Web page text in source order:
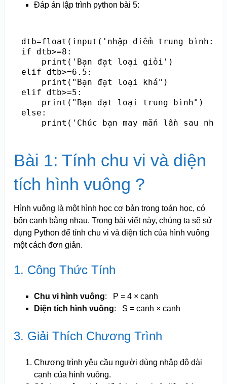
Đáp án lập trình python bài 5:
dtb=float(input('nhập điểm trung bình:
if dtb>=8:
    print('Bạn đạt loại giỏi')
elif dtb>=6.5:
    print("Bạn đạt loại khá")
elif dtb>=5:
    print("Bạn đạt loại trung bình")
else:
print('Chúc bạn may mắn lần sau
Bài 1: Tính chu vi và diện
tích hình vuông ?
Hình vuông là một hình học cơ bản trong toán học, có
bốn cạnh bằng nhau. Trong bài viết này, chúng ta sẽ sử
dụng Python để tính chu vi và diện tích của hình vuông
một cách đơn giản.
1. Công Thức Tính
Chu vi hình vuông:
P = 4 × cạnh
Diện tích hình vuông: S = cạnh × cạnh
3. Giải Thích Chương Trình
Chương trình yêu cầu người dùng nhập độ dài
cạnh của hình vuông.